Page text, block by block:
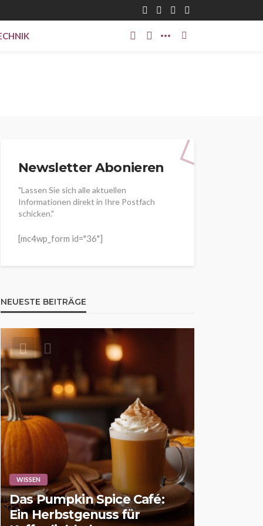
Newsletter Abonieren
"Lassen Sie sich alle aktuellen
Informationen direkt in Ihre Postfach
schicken."
[mc4wp_form id="36"]
NEUESTE BEITRÄGE
WISSEN
Das Pumpkin Spice Café:
Ein Herbstgenuss für